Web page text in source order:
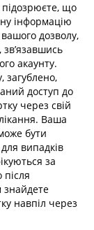
підозрюєте, що
інформацію
дозволу,
акаунту.
загублено,
доступ до
через свій
Ваша
бути
випадків
за
знайдете
навпіл через